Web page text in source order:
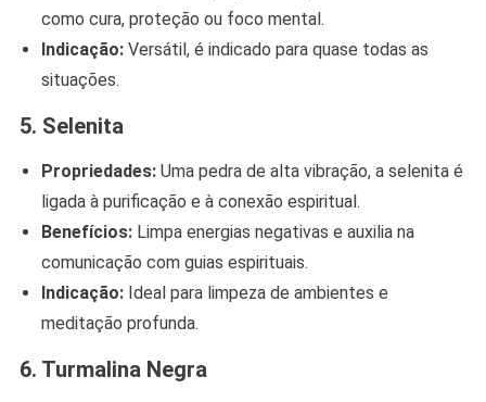
como cura, proteção ou foco mental.
Indicação:Versátil, é indicado para quase todas as
situações.
5. Selenita
Propriedades:Uma pedra de alta vibração, a selenita é
ligada à purificação e à conexão espiritual.
Benefícios:Limpa energias negativas e auxilia na
comunicação com guias espirituais.
Indicação:Ideal para limpeza de ambientes e
meditação profunda.
6. Turmalina Negra